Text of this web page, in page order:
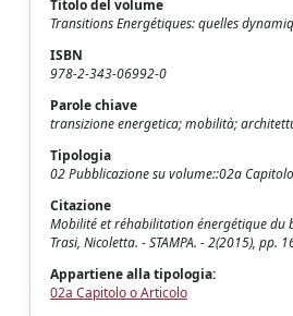
Titolo del volume
Transitions Energétiques: quelles
ISBN
978-2-343-06992-0
Parole chiave
transizione energetica; mobilità;
Tipologia
02 Pubblicazione su volume::02a
Citazione
Mobilité et réhabilitation énergétique du
Trasi, Nicoletta. - STAMPA. - 2(2015), pp.
Appartiene alla tipologia:
02a Capitolo o Articolo